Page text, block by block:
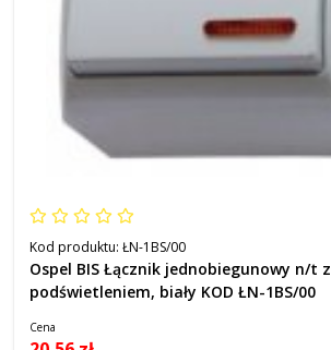
Kod produktu: ŁN-1BS/00
Ospel BIS Łącznik jednobiegunowy n/t z
podświetleniem, biały KOD ŁN-1BS/00
Cena